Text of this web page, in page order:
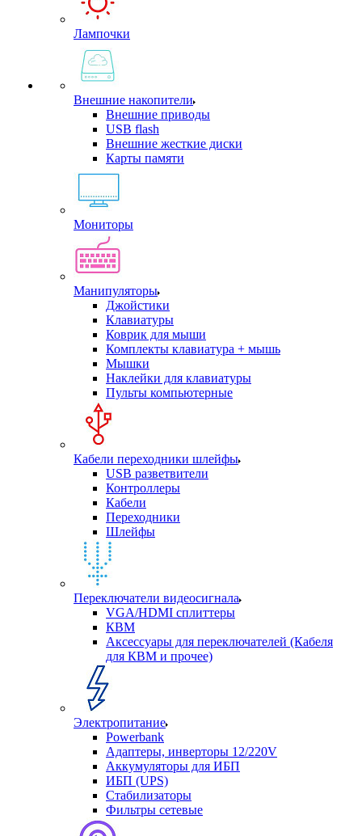
Лампочки
Внешние накопители
Внешние приводы
USB flash
Внешние жесткие диски
Карты памяти
Мониторы
Манипуляторы
Джойстики
Клавиатуры
Коврик для мыши
Комплекты клавиатура + мышь
Мышки
Наклейки для клавиатуры
Пульты компьютерные
Кабели переходники шлейфы
USB разветвители
Контроллеры
Кабели
Переходники
Шлейфы
Переключатели видеосигнала
VGA/HDMI сплиттеры
КВМ
Аксессуары для переключателей (Кабеля
для КВМ и прочее)
Электропитание
Powerbank
Адаптеры, инверторы 12/220V
Аккумуляторы для ИБП
ИБП (UPS)
Стабилизаторы
Фильтры сетевые